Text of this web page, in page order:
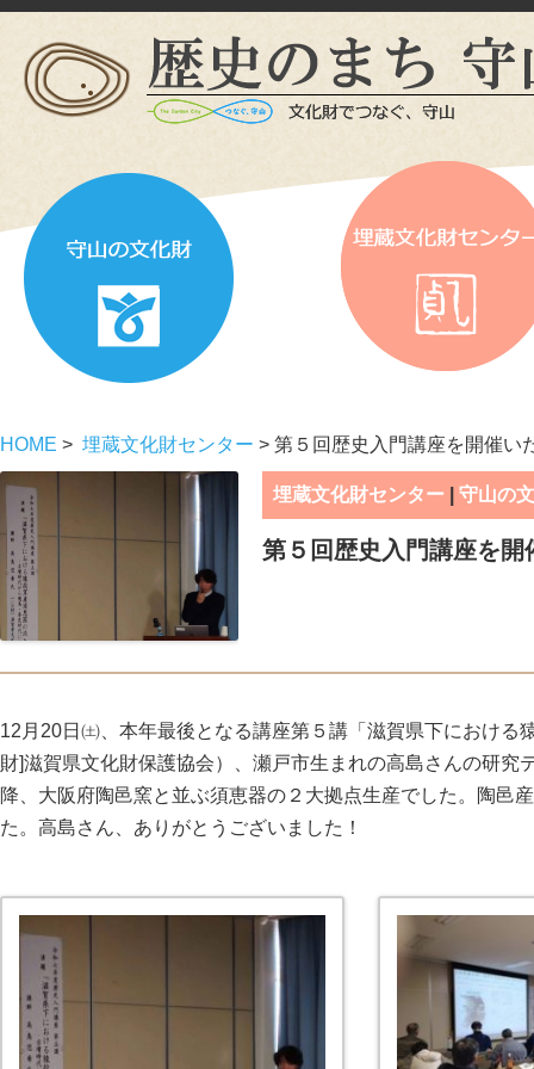
HOME > 埋蔵文化財センター > 第５回歴史入門講座を開催い
埋蔵文化財センター 守山の
第５回歴史入門講座を開
12月20日㈯、本年最後となる講座第５講「滋賀県下におけ
財]滋賀県文化財保護協会）、瀬戸市生まれの高島さんの研
降、大阪府陶邑窯と並ぶ須恵器の２大拠点生産でした。陶邑
た。高島さん、ありがとうございました！